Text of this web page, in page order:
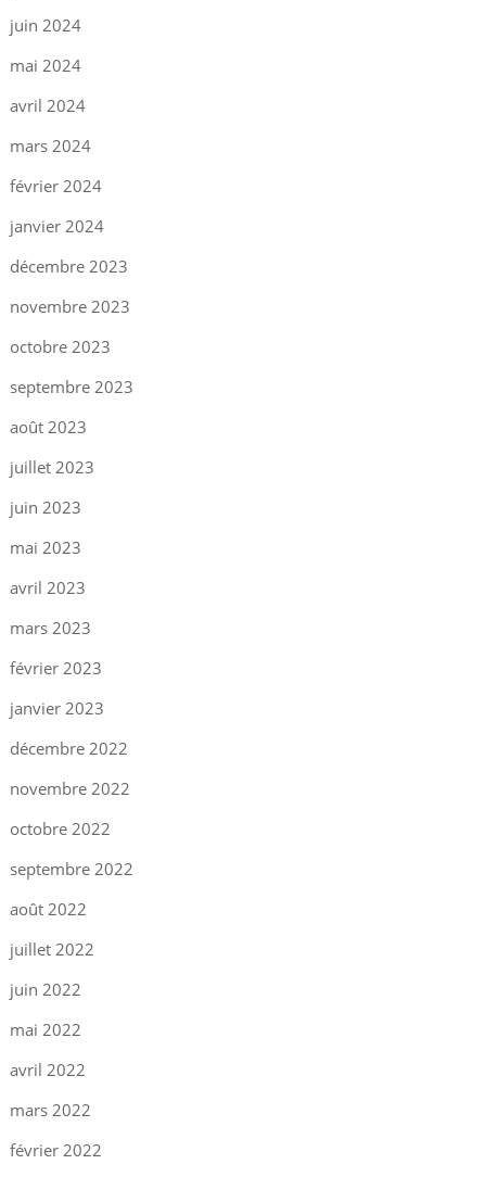
juin 2024
mai 2024
avril 2024
mars 2024
février 2024
janvier 2024
décembre 2023
novembre 2023
octobre 2023
septembre 2023
août 2023
juillet 2023
juin 2023
mai 2023
avril 2023
mars 2023
février 2023
janvier 2023
décembre 2022
novembre 2022
octobre 2022
septembre 2022
août 2022
juillet 2022
juin 2022
mai 2022
avril 2022
mars 2022
février 2022